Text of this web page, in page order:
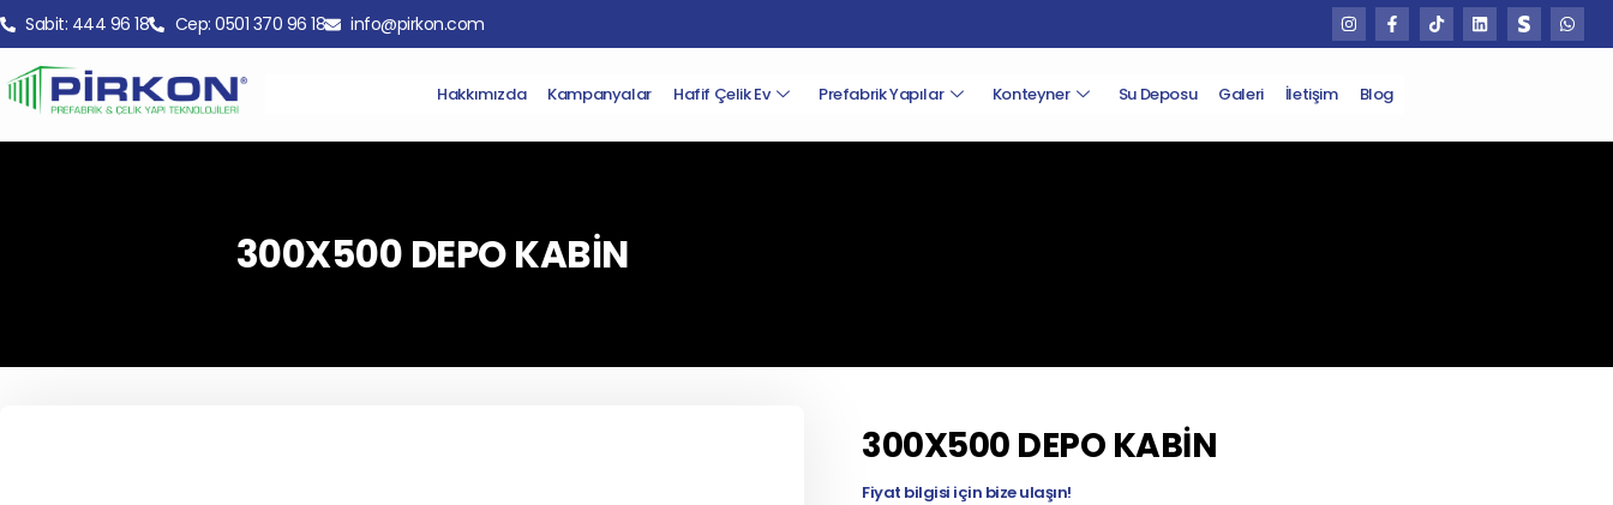
Sabit: 444 96 18 Cep: 0501 370 96 18 info@pirkon.com
Hakkımızda Kampanyalar Hafif Çelik Ev Prefabrik Yapılar Konteyner Su Deposu Galeri İletişim Blog
300X500 DEPO KABİN
300X500 DEPO KABİN
Fiyat bilgisi için bize ulaşın!